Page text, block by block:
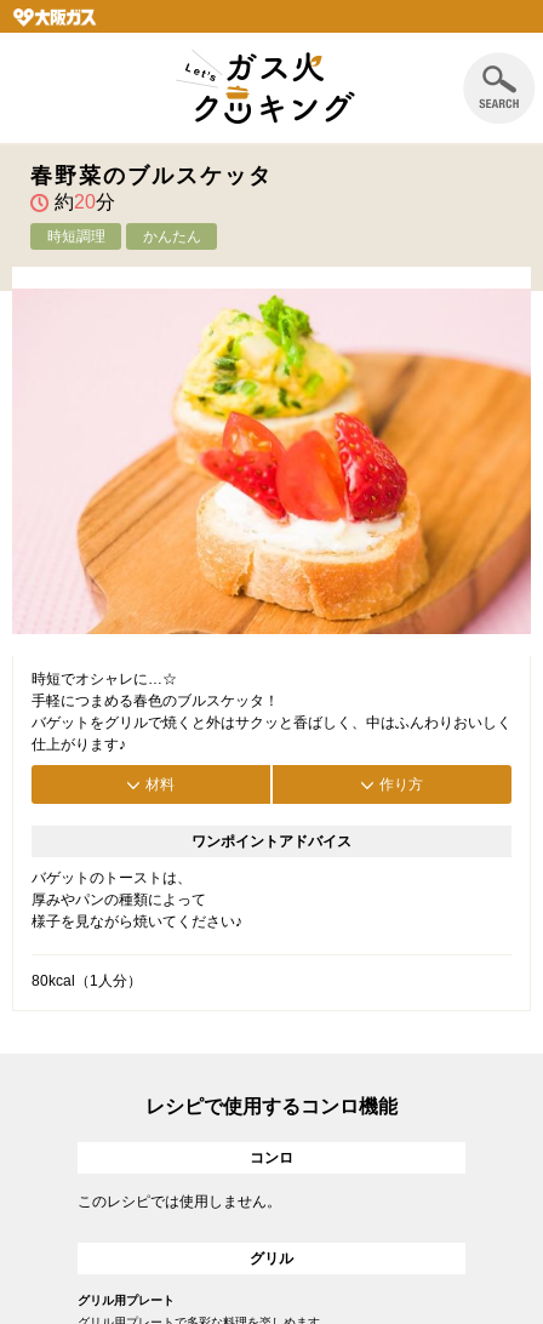
春野菜のブルスケッタ
約20分
時短調理 かんたん
時短でオシャレに…☆
手軽につまめる春色のブルスケッタ！
バゲットをグリルで焼くと外はサクッと香ばしく、中はふんわりおいしく
仕上がります♪
材料 作り方
ワンポイントアドバイス
バゲットのトーストは、
厚みやパンの種類によって
様子を見ながら焼いてください♪
80kcal（1人分）
レシピで使用するコンロ機能
コンロ
このレシピでは使用しません。
グリル
グリル用プレート